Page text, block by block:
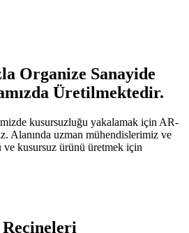
Organize Sanayide
Üretilmektedir.
kusursuzluğu yakalamak için AR-
Alanında uzman mühendislerimiz ve
ve kusursuz ürünü üretmek için